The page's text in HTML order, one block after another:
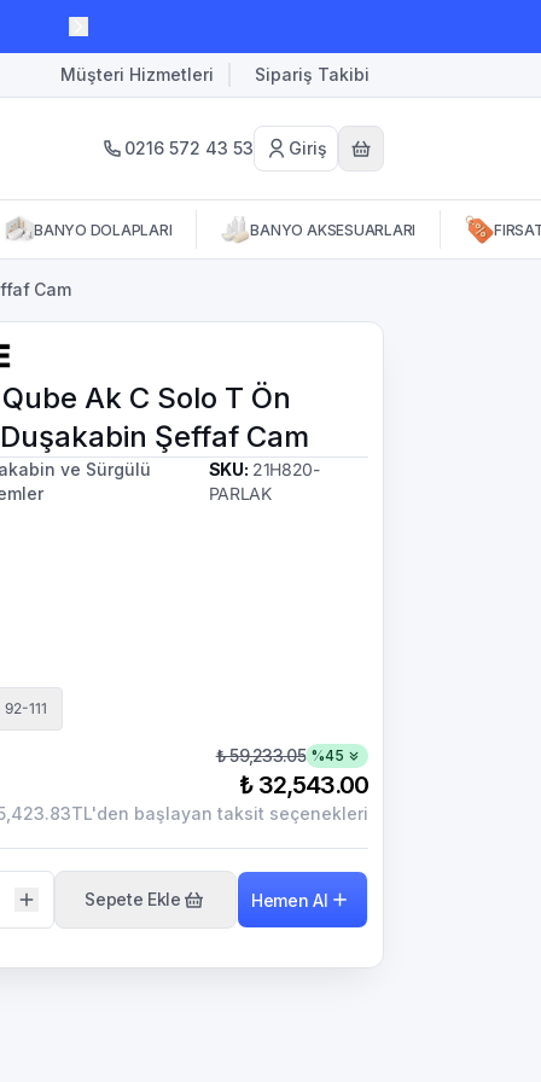
Müşteri Hizmetleri Sipariş Takibi
0216 572 43 53 Giriş
BANYO DOLAPLARI BANYO AKSESUARLARI
Cam
Ak C Solo T Ön
Şeffaf Cam
ve Sürgülü
SKU: 21H820-
PARLAK
92-111
₺ 59,233.05 %45
₺ 32,543.00
başlayan taksit seçenekleri
Sepete Ekle Hemen Al